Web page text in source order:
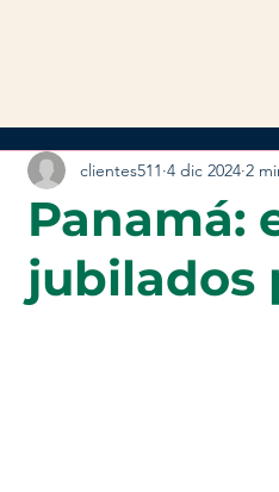
Panamá:
jubilados
clientes511 4 dic 2024 2